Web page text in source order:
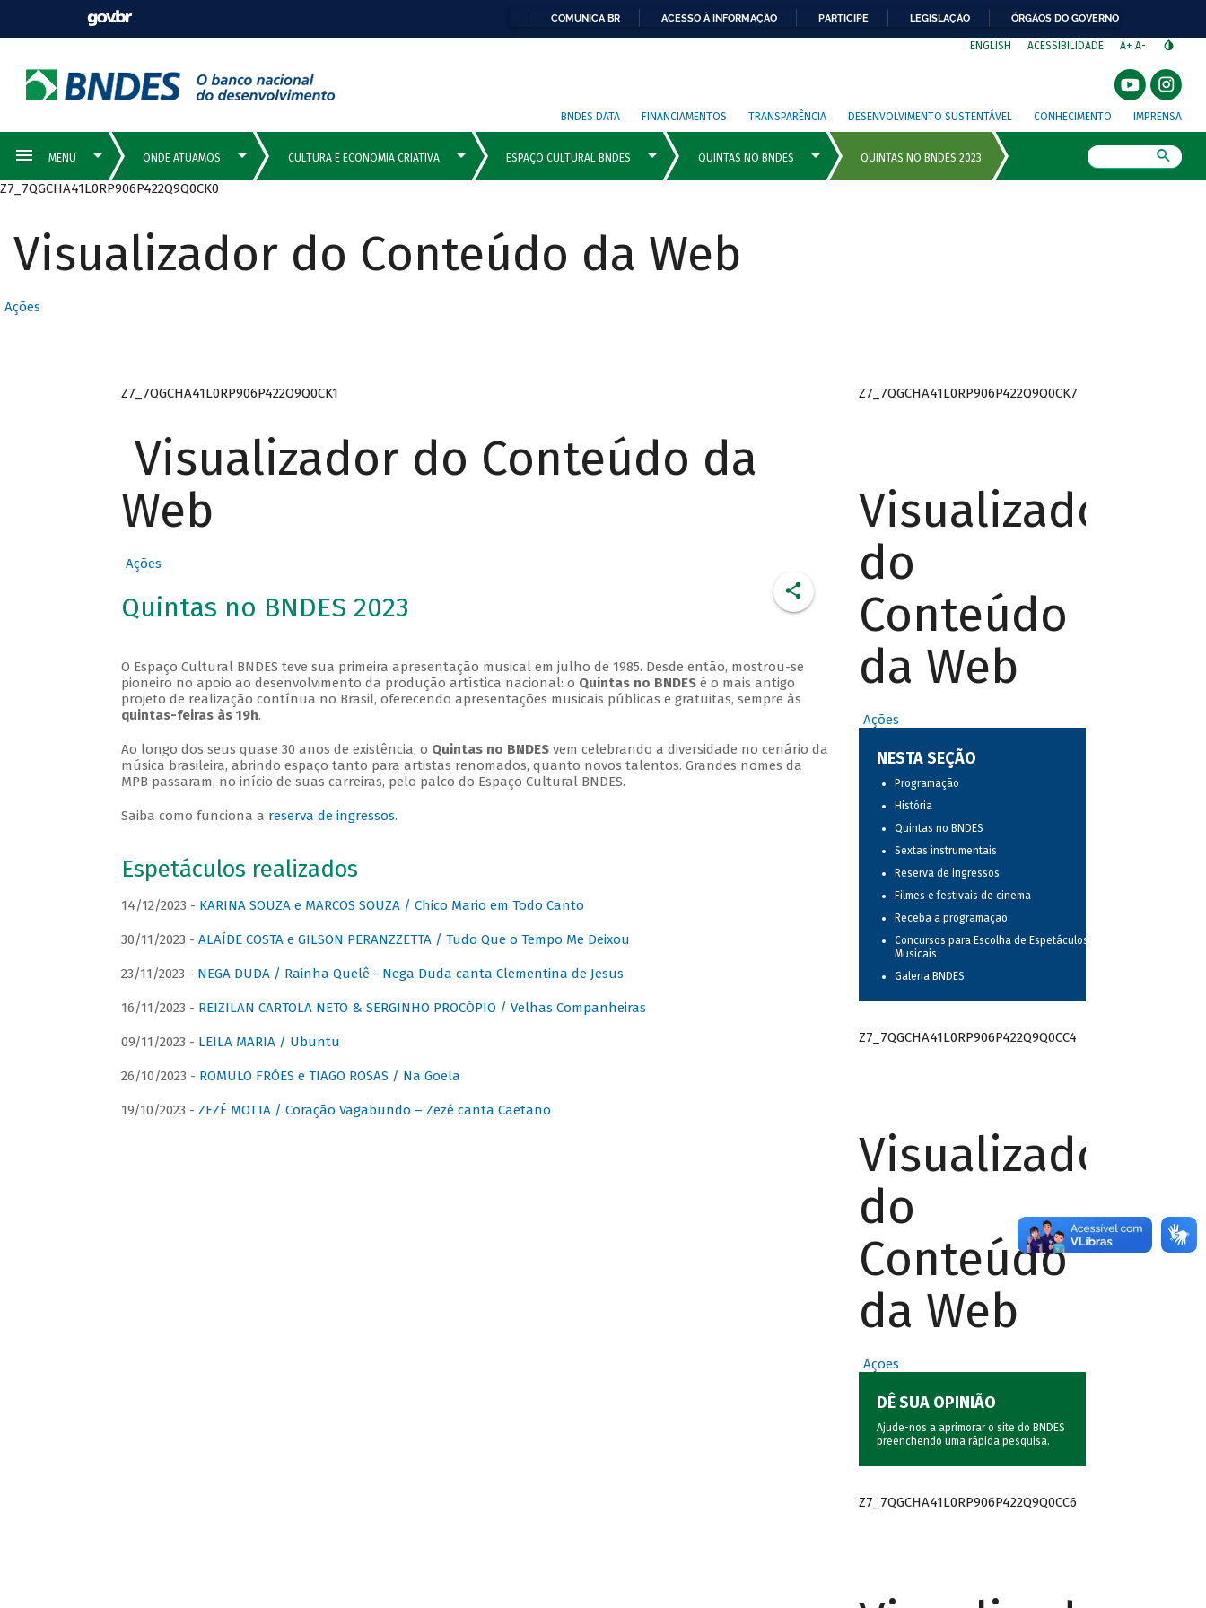
COMUNICA BR ACESSO À INFORMAÇÃO PARTICIPE LEGISLAÇÃO ÓRGÃOS DO GOVERNO
ENGLISH ACESSIBILIDADE A+ A-
BNDES DATA FINANCIAMENTOS TRANSPARÊNCIA DESENVOLVIMENTO SUSTENTÁVEL CONHECIMENTO IMPRENSA
Z7_7QGCHA41L0RP906P422Q9Q0CK0
Visualizador do Conteúdo da Web
Ações
Z7_7QGCHA41L0RP906P422Q9Q0CK1
Visualizador do Conteúdo da
Web
Ações
Quintas no BNDES 2023
O Espaço Cultural BNDES teve sua primeira apresentação musical em julho de 1985. Desde então, mostrou-se
pioneiro no apoio ao desenvolvimento da produção artística nacional: o Quintas no BNDESé o mais antigo
projeto de realização contínua no Brasil, oferecendo apresentações musicais públicas e gratuitas, sempre às
quintas-feiras às 19h.
Ao longo dos seus quase 30 anos de existência, o Quintas no BNDESvem celebrando a diversidade no cenário da
música brasileira, abrindo espaço tanto para artistas renomados, quanto novos talentos. Grandes nomes da
MPB passaram, no início de suas carreiras, pelo palco do Espaço Cultural BNDES.
Saiba como funciona a reserva de ingressos.
Espetáculos realizados
14/12/2023 - KARINA SOUZA e MARCOS SOUZA / Chico Mario em Todo Canto
30/11/2023 - ALAÍDE COSTA e GILSON PERANZZETTA / Tudo Que o Tempo Me Deixou
23/11/2023 - NEGA DUDA / Rainha Quelê - Nega Duda canta Clementina de Jesus
16/11/2023 - REIZILAN CARTOLA NETO & SERGINHO PROCÓPIO / Velhas Companheiras
09/11/2023 - LEILA MARIA / Ubuntu
26/10/2023 - ROMULO FRÓES e TIAGO ROSAS / Na Goela
19/10/2023 - ZEZÉ MOTTA / Coração Vagabundo – Zezé canta Caetano
Z7_7QGCHA41L0RP906P422Q9Q0CK7
Visualizador
do
Conteúdo
da Web
Ações
NESTA SEÇÃO
Programação
História
Quintas no BNDES
Sextas instrumentais
Reserva de ingressos
Filmes e festivais de cinema
Receba a programação
Concursos para Escolha de Espetáculos
Musicais
Galeria BNDES
Z7_7QGCHA41L0RP906P422Q9Q0CC4
Visualizador
do
Conteúdo
da Web
Ações
DÊ SUA OPINIÃO
Ajude-nos a aprimorar o site do BNDES
preenchendo uma rápida pesquisa.
Z7_7QGCHA41L0RP906P422Q9Q0CC6